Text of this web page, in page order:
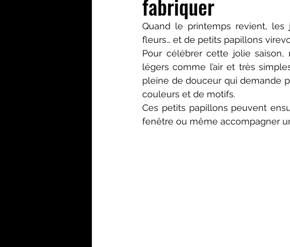
fabriquer
Quand le printemps revient,
fleurs… et de petits papillons
Pour célébrer cette jolie saison,
légers comme l’air et très
pleine de douceur qui demande
couleurs et de motifs.
Ces petits papillons peuvent
fenêtre ou même accompagner